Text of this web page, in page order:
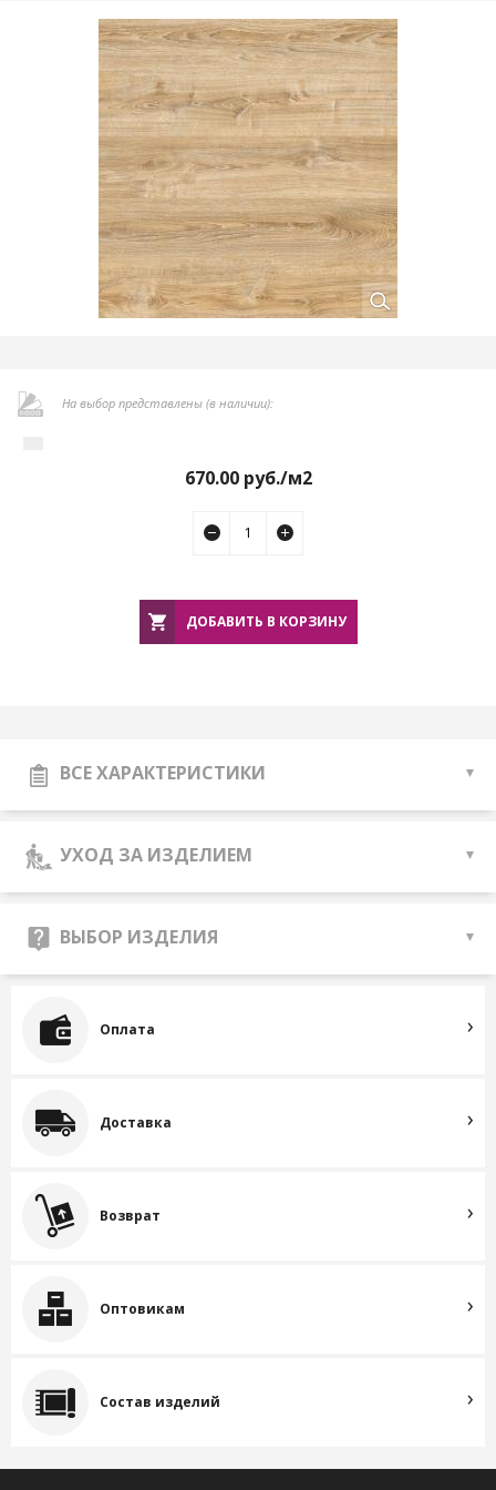
На выбор представлены (в наличии):
670.00руб./м2
ДОБАВИТЬ В КОРЗИНУ
ВСЕ ХАРАКТЕРИСТИКИ
УХОД ЗА ИЗДЕЛИЕМ
ВЫБОР ИЗДЕЛИЯ
Оплата
Доставка
Возврат
Оптовикам
Состав изделий